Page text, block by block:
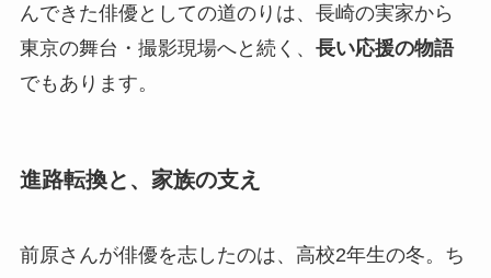
んできた俳優としての道のりは、長崎の実家から
東京の舞台・撮影現場へと続く、 長い応援の物語
でもあります。
進路転換と、家族の支え
前原さんが俳優を志したのは、高校2年生の冬。ち